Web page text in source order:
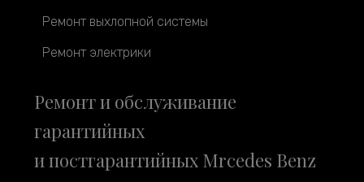
Ремонт выхлопной системы
Ремонт электрики
Ремонт и обслуживание
гарантийных
и постгарантийных Mrcedes Benz